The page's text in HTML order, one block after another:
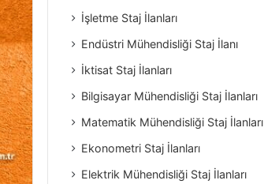
İşletme Staj İlanları
Endüstri Mühendisliği Staj İlanı
İktisat Staj İlanları
Bilgisayar Mühendisliği Staj İlanları
Matematik Mühendisliği Staj İlanları
Ekonometri Staj İlanları
Elektrik Mühendisliği Staj İlanları